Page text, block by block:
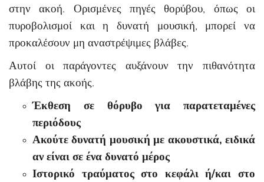
στην ακοή. Ορισμένες πηγές θορύβου, όπως οι
πυροβολισμοί και η δυνατή μουσική, μπορεί να
προκαλέσουν μη αναστρέψιμες βλάβες.
Αυτοί οι παράγοντες αυξάνουν την πιθανότητα
βλάβης της ακοής.
Έκθεση σε θόρυβο για παρατεταμένες
περιόδους
Ακούτε δυνατή μουσική με ακουστικά, ειδικά
αν είναι σε ένα δυνατό μέρος
Ιστορικό τραύματος στο κεφάλι ή/και στο